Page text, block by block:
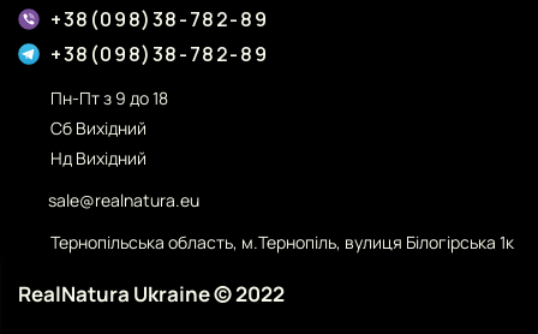
+38(098)38-782-89
+38(098)38-782-89
Пн-Пт з 9 до 18
Сб Вихідний
Нд Вихідний
sale@realnatura.eu
Тернопільська область, м.Тернопіль, вулиця Білогірська 1к
RealNatura Ukraine © 2022